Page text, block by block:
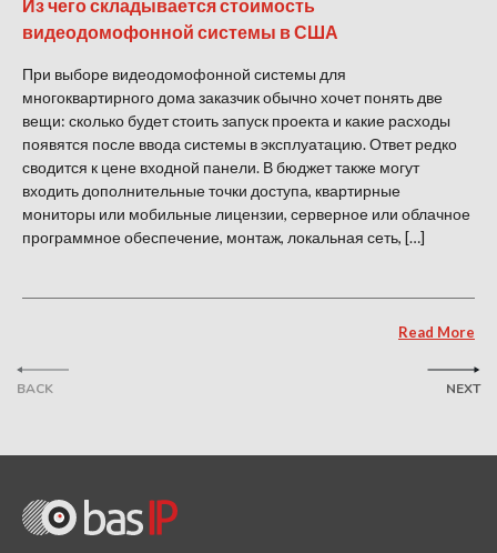
BACK
Из чего складывается стоимость
видеодомофонной системы в США
При выборе видеодомофонной системы для
многоквартирного дома заказчик обычно хочет понять две
вещи: сколько будет стоить запуск проекта и какие расходы
появятся после ввода системы в эксплуатацию. Ответ редко
сводится к цене входной панели. В бюджет также могут
входить дополнительные точки доступа, квартирные
мониторы или мобильные лицензии, серверное или облачное
программное обеспечение, монтаж, локальная сеть, […]
Read More
NEXT